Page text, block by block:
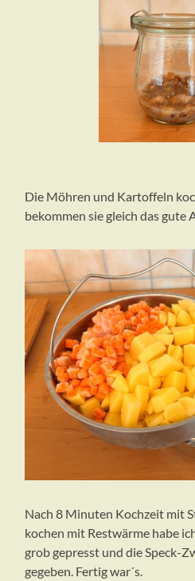
Die Möhren und Kartoffeln
bekommen sie gleich das gute
Nach 8 Minuten Kochzeit mit
kochen mit Restwärme habe
grob gepresst und die Speck-
gegeben. Fertig war´s.